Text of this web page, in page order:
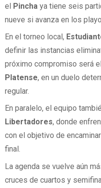
el Pincha ya tiene seis
nueve si avanza en los
En el torneo local,
definir las instancias
próximo compromiso será
Platense, en un duelo
regular.
En paralelo, el equipo
Libertadores, donde
con el objetivo de
final.
La agenda se vuelve aún
cruces de cuartos y